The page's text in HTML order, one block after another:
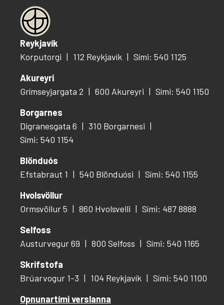
Reykjavík
Korputorgi
112 Reykjavík
Sími: 540 1125
Akureyri
Grímseyjargata 2
600 Akureyri
Sími: 540 1150
Borgarnes
Digranesgata 6
310 Borgarnesi
Sími: 540 1154
Blönduós
Efstabraut 1
540 Blönduósi
Sími: 540 1155
Hvolsvöllur
Ormsvöllur 5
860 Hvolsvelli
Sími: 487 8888
Selfoss
Austurvegur 69
800 Selfoss
Sími: 540 1165
Skrifstofa
Brúarvogur 1-3
104 Reykjavík
Sími: 540 1100
Opnunartími verslanna